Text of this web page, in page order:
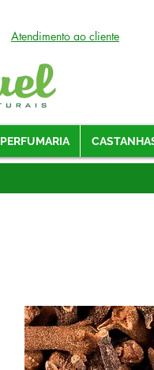
Atendimento ao cliente
PERFUMARIA